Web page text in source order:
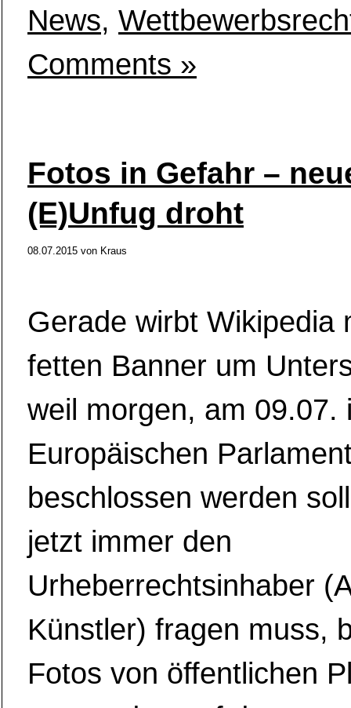
News,
Comments »
Fotos in Gefahr –
(E)Unfug droht
08.07.2015 von Kraus
Gerade wirbt Wikipedia
fetten Banner um
weil morgen, am 09.07.
Europäischen
beschlossen werden
jetzt immer den
Urheberrechtsinhaber
Künstler) fragen muss,
Fotos von öffentlichen